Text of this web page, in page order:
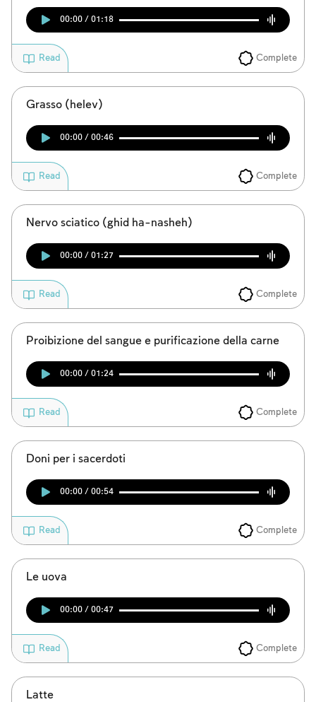
00:00 / 01:18
Complete
Read
Grasso (helev)
00:00 / 00:46
Complete
Read
Nervo sciatico (ghid ha-nasheh)
00:00 / 01:27
Complete
Read
Proibizione del sangue e purificazione della carne
00:00 / 01:24
Complete
Read
Doni per i sacerdoti
00:00 / 00:54
Complete
Read
Le uova
00:00 / 00:47
Complete
Read
Latte